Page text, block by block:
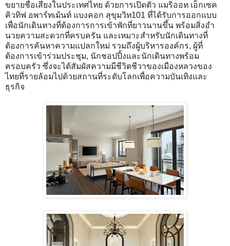
ขยายชื่อเสียงในประเทศไทย ด้วยการเปิดตัว แมริออท เอ็กเซค
คิวทิฟ อพาร์ทเม้นท์ แบงคอก สุขุมวิท101 ที่ได้รับการออกแบบ
เพื่อนักเดินทางที่ต้องการการเข้าพักที่ยาวนานขึ้น พร้อมสิ่งอํา
นวยความสะดวกที่ครบครัน และเหมาะสำหรับนักเดินทางที่
ต้องการค้นหาความแปลกใหม่ รวมถึงผู้บริหารองค์กร, ผู้ที่
ต้องการเข้าร่วมประชุม, นักชอปปิ้งและนักเดินทางพร้อม
ครอบครัว ซึ่งจะได้สัมผัสความมีชีวิตชีวาของเมืองหลวงของ
ไทยที่รายล้อมไปด้วยสถานที่ระดับโลกเพื่อความบันเทิงและ
ธุรกิจ